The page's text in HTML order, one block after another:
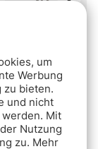
Grey & Koski
um
Werbung
zu bieten.
und nicht
Mit
Nutzung
zu. Mehr